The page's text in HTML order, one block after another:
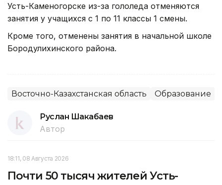
Усть-Каменогорске из-за гололеда отменяются
занятия у учащихся с 1 по 11 классы 1 смены.
Кроме того, отменены занятия в начальной школе
Бородулихинского района.
Восточно-Казахстанская область Образование
Руслан Шакабаев
Автор
18:11, 08 Августа 2026
Почти 50 тысяч жителей Усть-